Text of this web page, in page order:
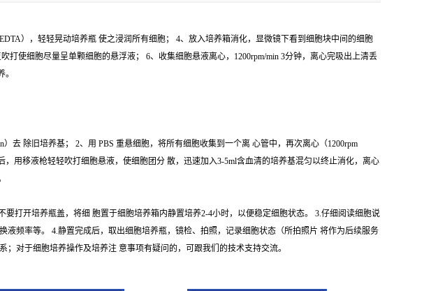
），轻轻晃动培养瓶 使之浸润所有细胞； 4、放入培养箱消化，显微镜下看到细胞块中间的细胞
使细胞尽量呈单颗细胞的悬浮液； 6、收集细胞悬液离心，1200rpm/min 3分钟，离心完吸出上清丢
去 除旧培养基； 2、用 PBS 重悬细胞，将所有细胞收集到一个离 心管中，再次离心（1200rpm
用移液枪轻轻吹打细胞悬液，使细胞团分 散，迅速加入3-5ml含血清的培养基混匀以终止消化，离心
打开培养瓶盖，将细 胞置于细胞培养箱内静置培养2-4小时，以便稳定细胞状态。 3.仔细阅读细胞说
频率等。 4.静置完成后，取出细胞培养瓶，镜检、拍照，记录细胞状态（所拍照片 将作为后续服务
对于细胞培养操作及培养注 意事项有疑问的，可跟我们的技术支持交流。